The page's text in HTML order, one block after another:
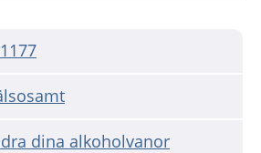
dina alkoholvanor